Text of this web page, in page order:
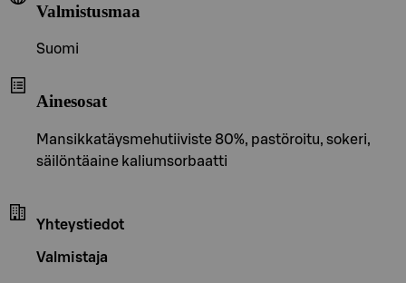
Valmistusmaa
Suomi
Ainesosat
Mansikkatäysmehutiiviste 80%, pastöroitu, sokeri,
säilöntäaine kaliumsorbaatti
Yhteystiedot
Valmistaja